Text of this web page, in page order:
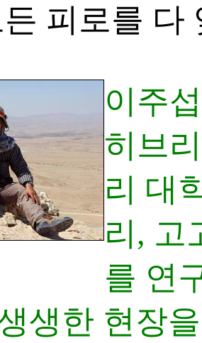
피로를 다
이주
히브
리 대
리, 고
를 연
생한 현장